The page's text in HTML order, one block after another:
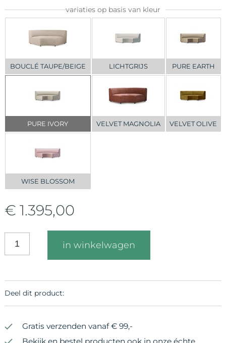
variaties op basis van kleur
BOUCLÉ TAUPE/BEIGE LICHTGRIJS PURE EARTH
PURE IVORY VELVET MAGNOLIA VELVET OLIVE
WISE BLOSSOM
€ 1.395,00
in winkelwagen
Deel dit product:
Gratis verzenden vanaf € 99,-